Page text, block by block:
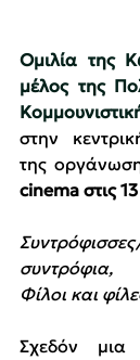
Ομιλία της
μέλος της
στην
της
cinema στις
συντρόφια,
Φίλοι και
Σχεδόν